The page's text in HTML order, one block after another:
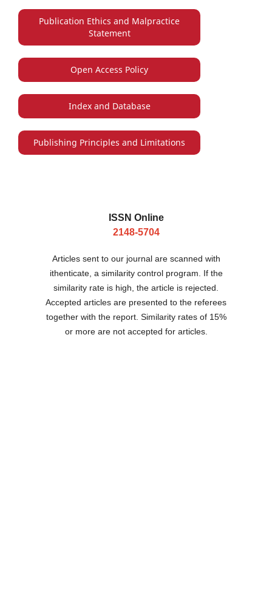
Publication Ethics and Malpractice
Statement
Open Access Policy
Index and Database
Publishing Principles and Limitations
ISSN Online
2148-5704
Articles sent to our journal are scanned with
ithenticate, a similarity control program. If the
similarity rate is high, the article is rejected.
Accepted articles are presented to the referees
together with the report. Similarity rates of 15%
or more are not accepted for articles.